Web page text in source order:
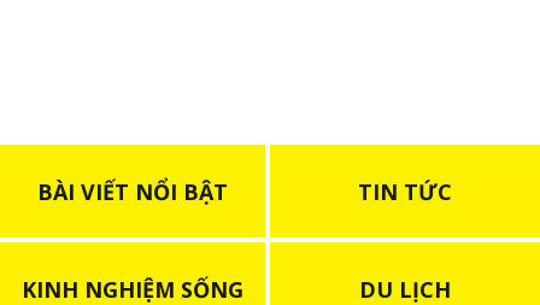
BÀI VIẾT NỔI BẬT TIN TỨC
KINH NGHIỆM SỐNG DU LỊCH